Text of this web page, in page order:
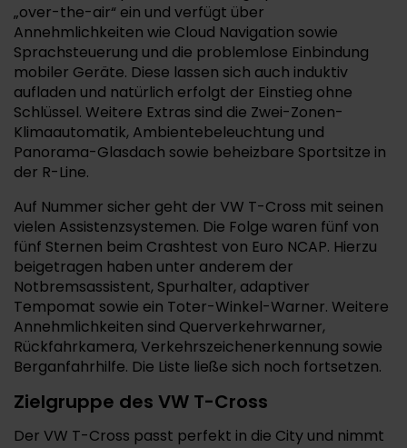
„over-the-air“ ein und verfügt über
Annehmlichkeiten wie Cloud Navigation sowie
Sprachsteuerung und die problemlose Einbindung
mobiler Geräte. Diese lassen sich auch induktiv
aufladen und natürlich erfolgt der Einstieg ohne
Schlüssel. Weitere Extras sind die Zwei-Zonen-
Klimaautomatik, Ambientebeleuchtung und
Panorama-Glasdach sowie beheizbare Sportsitze in
der R-Line.
Auf Nummer sicher geht der VW T-Cross mit seinen
vielen Assistenzsystemen. Die Folge waren fünf von
fünf Sternen beim Crashtest von Euro NCAP. Hierzu
beigetragen haben unter anderem der
Notbremsassistent, Spurhalter, adaptiver
Tempomat sowie ein Toter-Winkel-Warner. Weitere
Annehmlichkeiten sind Querverkehrwarner,
Rückfahrkamera, Verkehrszeichenerkennung sowie
Berganfahrhilfe. Die Liste ließe sich noch fortsetzen.
Zielgruppe des VW T-Cross
Der VW T-Cross passt perfekt in die City und nimmt